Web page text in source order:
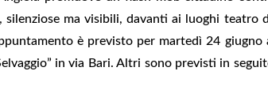
silenziose ma visibili, davanti ai luoghi teatro
è previsto per martedì 24 giugno
in via Bari. Altri sono previsti in